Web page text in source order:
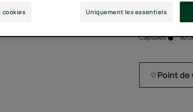
champs),
Capsules 90
Point de
cookies Uniquement les essentiels